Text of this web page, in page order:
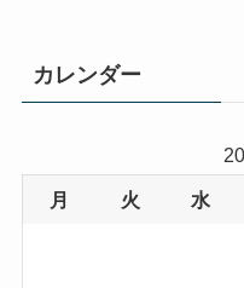
カレンダー
月 火 水